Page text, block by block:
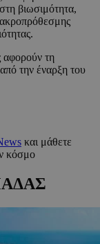
βιωσιμότητα,
αφορούν τη
την έναρξη του
και μάθετε
κόσμο